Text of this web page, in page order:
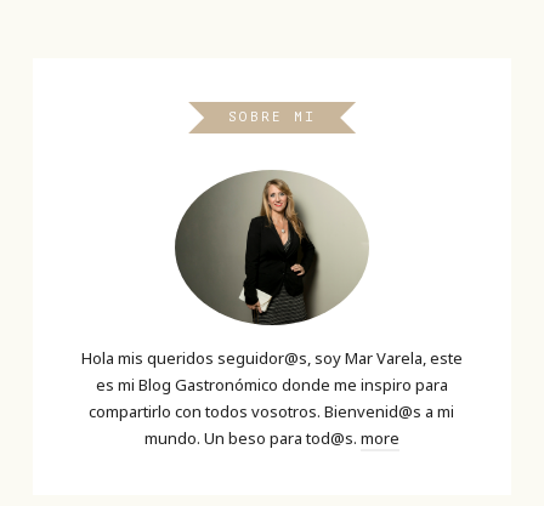
SOBRE MI
Hola mis queridos seguidor@s, soy Mar Varela, este
es mi Blog Gastronómico donde me inspiro para
compartirlo con todos vosotros. Bienvenid@s a mi
mundo. Un beso para tod@s. more